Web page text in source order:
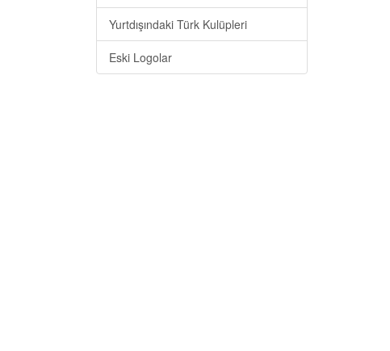
Yurtdışındaki Türk Kulüpleri
Eski Logolar